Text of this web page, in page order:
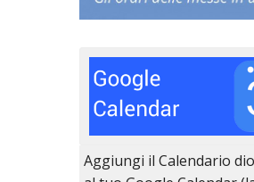
Aggiungi il Calendario